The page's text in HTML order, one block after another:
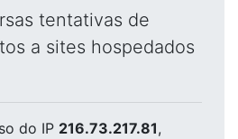
tentativas de
a sites hospedados
do IP 216.73.217.81,